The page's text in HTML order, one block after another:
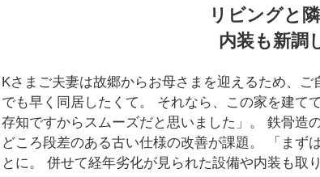
リビングと
内装も新調
Kさまご夫妻は故郷からお母さまを迎えるため、
でも早く同居したくて。 それなら、この家を建て
存知ですからスムーズだと思いました」。 鉄骨造
どころ段差のある古い仕様の改善が課題。 「まず
とに。 併せて経年劣化が見られた設備や内装も取